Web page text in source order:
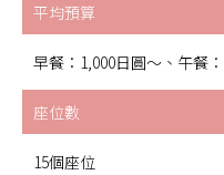
平均預算
早餐：1,000日圓〜、午餐
座位數
15個座位